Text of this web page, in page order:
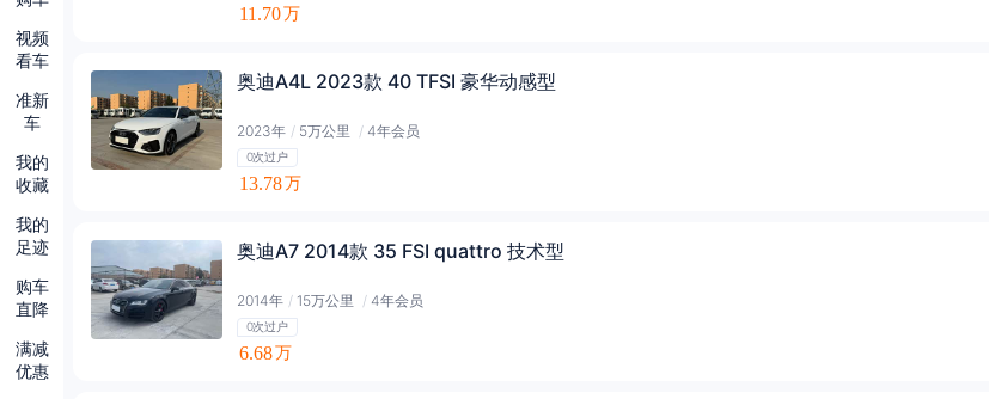
视频
看车
准新
车
我的
收藏
我的
足迹
购车
直降
满减
优惠
11.70万
奥迪A4L 2023款 40 TFSI 豪华动感型
2023年 / 5万公里 / 4年会员
0次过户
13.78万
奥迪A7 2014款 35 FSI quattro 技术型
2014年 / 15万公里 / 4年会员
0次过户
6.68万